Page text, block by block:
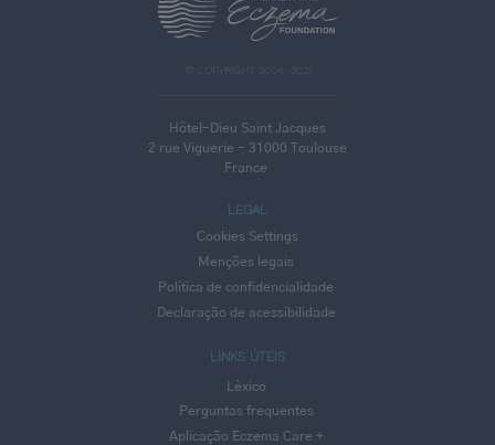
© COPYRIGHT 2004–2021
Hôtel-Dieu Saint Jacques
2 rue Viguerie - 31000 Toulouse
France
LINKS ÚTEIS
Léxico
Perguntas frequentes
Aplicação Eczema Care +
LEGAL
Cookies Settings
Menções legais
Política de confidencialidade
Declaração de acessibilidade